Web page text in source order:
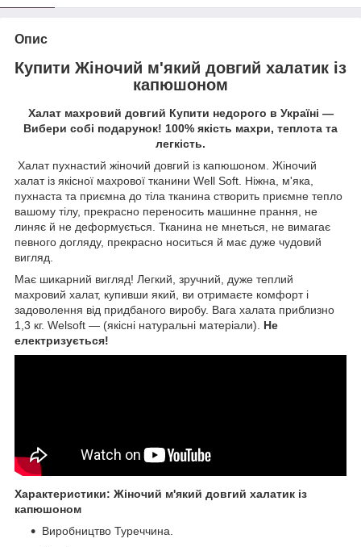
Опис
Купити Жіночий м'який довгий халатик із
капюшоном
Халат махровий довгий Купити недорого в Україні —
Вибери собі подарунок! 100% якість махри, теплота та
легкість.
Халат пухнастий жіночий довгий із капюшоном. Жіночий
халат із якісної махрової тканини Well Soft. Ніжна, м'яка,
пухнаста та приємна до тіла тканина створить приємне тепло
вашому тілу, прекрасно переносить машинне прання, не
линяє й не деформується. Тканина не мнеться, не вимагає
певного догляду, прекрасно носиться й має дуже чудовий
вигляд.
Має шикарний вигляд! Легкий, зручний, дуже теплий
махровий халат, купивши який, ви отримаєте комфорт і
задоволення від придбаного виробу. Вага халата приблизно
1,3 кг. Welsoft — (якісні натуральні матеріали). Не
електризується!
Характеристики: Жіночий м'який довгий халатик із
капюшоном
Виробництво Туреччина.